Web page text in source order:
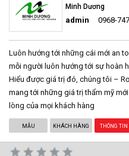
Minh Dương
admin 0968-
Luôn hướng tới những cái mới an
mỗi người luôn hướng tới sự hoàn
Hiểu được giá trị đó, chúng tôi –
mang tới những giá trị thẩm mỹ
lòng của mọi khách hàng
MẪU KHÁCH HÀNG THÔNG TIN